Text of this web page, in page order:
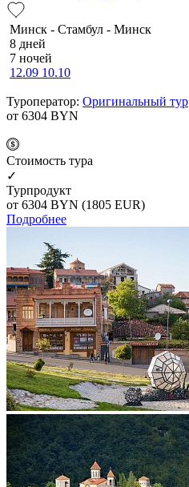
Минск - Стамбул - Минск
8 дней
7 ночей
12.09 10.10
Туроператор: Оригинальный тур
от 6304 BYN
Cтоимость тура
✓
Турпродукт
от 6304 BYN (1805 EUR)
Подробнее